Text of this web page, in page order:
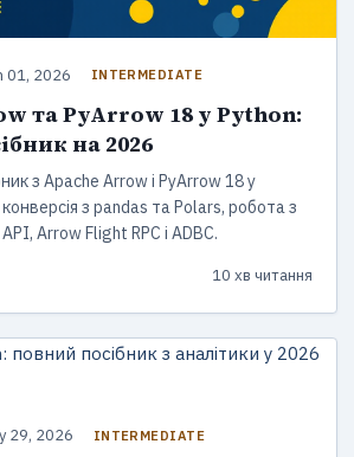
01, 2026 INTERMEDIATE
та PyArrow 18 у Python:
на 2026
з Apache Arrow і PyArrow 18 у
з pandas та Polars, робота з
Arrow Flight RPC і ADBC.
10 хв читання
29, 2026 INTERMEDIATE